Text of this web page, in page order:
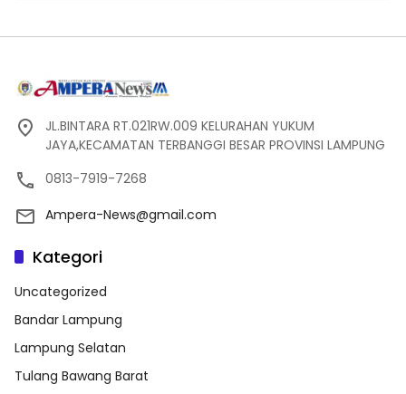
JL.BINTARA RT.021RW.009 KELURAHAN YUKUM
JAYA,KECAMATAN TERBANGGI BESAR PROVINSI LAMPUNG
0813-7919-7268
Ampera-News@gmail.com
Kategori
Uncategorized
Bandar Lampung
Lampung Selatan
Tulang Bawang Barat